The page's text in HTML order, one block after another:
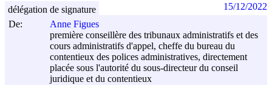
De:
Anne Figues
première conseillère des tribunaux administratifs et des
cours administratifs d'appel, cheffe du bureau du
contentieux des polices administratives, directement
placée sous l'autorité du sous-directeur du conseil
juridique et du contentieux
délégation de signature 15/12/2022